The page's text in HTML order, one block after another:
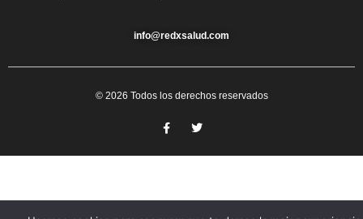
info@redxsalud.com
© 2026 Todos los derechos reservados